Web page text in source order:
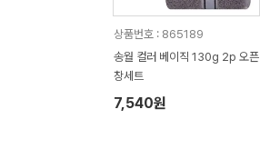
상품번호 : 865189
송월 컬러 베이직 130g 2p 오픈
창세트
7,540원